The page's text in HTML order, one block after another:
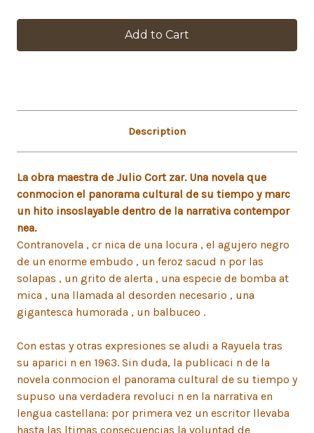
Description
La obra maestra de Julio Cort zar. Una novela que
conmocion el panorama cultural de su tiempo y marc
un hito insoslayable dentro de la narrativa contempor
nea.
Contranovela , cr nica de una locura , el agujero negro
de un enorme embudo , un feroz sacud n por las
solapas , un grito de alerta , una especie de bomba at
mica , una llamada al desorden necesario , una
gigantesca humorada , un balbuceo .
Con estas y otras expresiones se aludi a Rayuela tras
su aparici n en 1963. Sin duda, la publicaci n de la
novela conmocion el panorama cultural de su tiempo y
supuso una verdadera revoluci n en la narrativa en
lengua castellana: por primera vez un escritor llevaba
hasta las ltimas consecuencias la voluntad de